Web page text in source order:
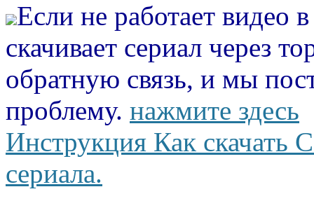
Если не работает видео
скачивает сериал через
обратную связь, и мы
проблему. нажмите здесь
Инструкция Как скачать
сериала.